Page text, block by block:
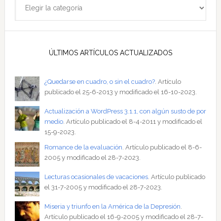
ÚLTIMOS ARTÍCULOS ACTUALIZADOS
¿Quedarse en cuadro, o sin el cuadro?. Artículo
publicado el 25-6-2013 y modificado el 16-10-2023.
Actualización a WordPress 3.1.1, con algún susto de por
medio. Artículo publicado el 8-4-2011 y modificado el
15-9-2023.
Romance de la evaluación . Artículo publicado el 8-6-
2005 y modificado el 28-7-2023.
Lecturas ocasionales de vacaciones. Artículo publicado
el 31-7-2005 y modificado el 28-7-2023.
Miseria y triunfo en la América de la Depresión
Artículo publicado el 16-9-2005 y modificado el 28-7-